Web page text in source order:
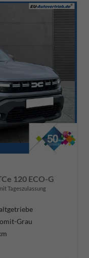
120 ECO-G
Tageszulassung
Grau